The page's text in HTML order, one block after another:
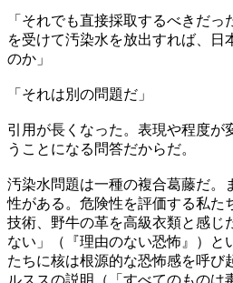
「それでも直接採取するべきだ
を受けて汚染水を放出すれば、日
のか」
「それは別の問題だ」
引用が長くなった。表現や程度が
うことになる問答だからだ。
汚染水問題は一種の複合葛藤だ。
性がある。危険性を評価する私た
技術、野牛の革を高級衣類と感じ
ない」（『理由のない恐怖』）と
たちに核は根源的な恐怖感を呼び
ルススの説明（「すべてのものは